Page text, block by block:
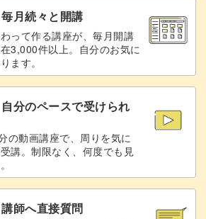
りさせる仕上げにもご注目。
ってくるような奥行きのあるアート
ットジェルを使ってみました。
すマグネットの当て方も学べます
月続々と開講
って作る講座が、毎月開講
3,000件以上。自分のお気に
ます。
分のペースで受けられ
の動画講座で、周りを気に
講。制限なく、何度でも見
師へ直接質問